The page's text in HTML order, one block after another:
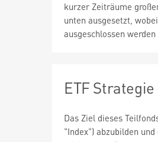
kurzer Zeiträume
unten ausgesetzt,
ausgeschlossen
ETF Strategie
Das Ziel dieses
"Index") abzubilden